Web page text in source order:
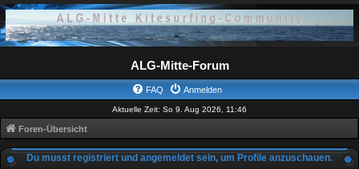
ALG-Mitte-Forum
FAQ Anmelden
Aktuelle Zeit: So 9. Aug 2026, 11:46
Foren-Übersicht
Du musst registriert und angemeldet sein, um Profile anzuschauen.